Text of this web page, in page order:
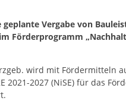
Vergabe von
Förderprogramm
wird mit Fördermitteln
2021-2027 (NiSE) für das